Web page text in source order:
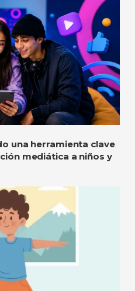
una herramienta clave
mediática a niños y